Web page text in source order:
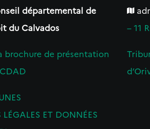
départemental de
du Calvados
brochure de présentation
ET DONNÉES
– 11